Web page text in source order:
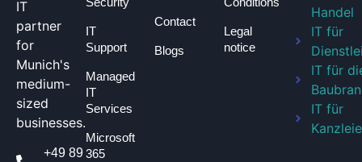
IT
partner
for
Munich's
medium-
sized
businesses.
+49 89
IT
Support
Managed
IT
Services
Microsoft
365
Contact
Blogs
Legal
notice
Handel
IT für
IT für
IT für